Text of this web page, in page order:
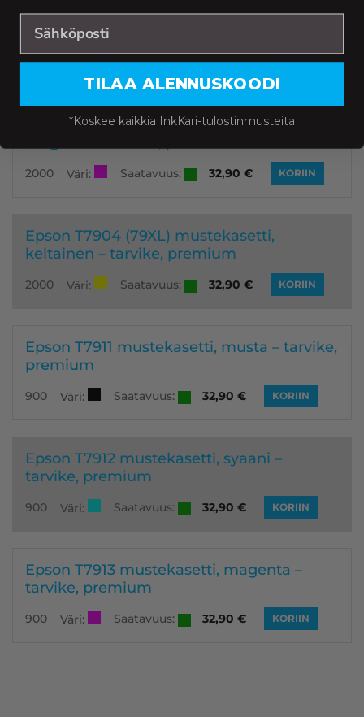
Epson T7902 (79XL) mustekasetti, syaani –
tarvike, premium
2000 Väri: Saatavuus: 32,90€ KORIIN
Epson T7903 (79XL) mustekasetti,
2000 Väri: Saatavuus: 32,90 € KORIIN
Epson T7904 (79XL) mustekasetti,
keltainen – tarvike, premium
2000 Väri: Saatavuus: 32,90 € KORIIN
Epson T7911 mustekasetti, musta – tarvike,
premium
900 Väri: Saatavuus: 32,90 € KORIIN
Epson T7912 mustekasetti, syaani –
tarvike, premium
900 Väri: Saatavuus: 32,90 € KORIIN
Epson T7913 mustekasetti, magenta –
tarvike, premium
900 Väri: Saatavuus: 32,90 € KORIIN
TILAA ALENNUSKOODI
*Koskee kaikkia InkKari-tulostinmusteita